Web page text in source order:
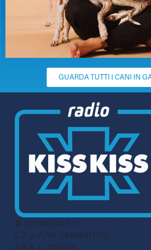
GUARDA TUTTI I CANI IN
© CN MEDIA S.r.l.
C.F. e P.IVA 04998911210
R.E.A. n. 727803